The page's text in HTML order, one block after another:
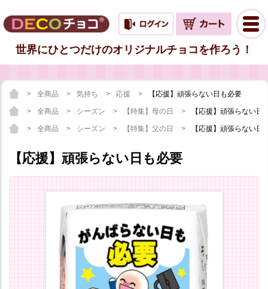
世界にひとつだけのオリジナルチョコを作ろう！
全商品 気持ち 応援 【応援】頑張らない日も必要
全商品 シーズン 【特集】母の日 【応援】頑張らない日
全商品 シーズン 【特集】父の日 【応援】頑張らない日
【応援】頑張らない日も必要